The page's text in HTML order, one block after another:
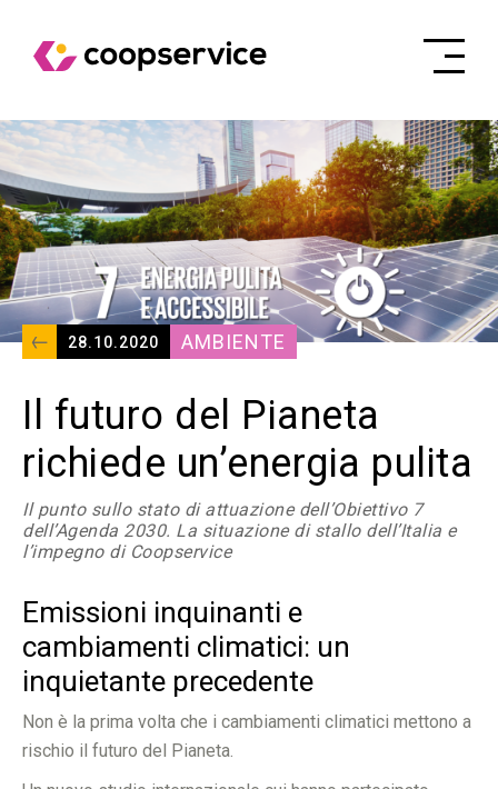
28.10.2020 AMBIENTE
Il futuro del Pianeta
richiede un’energia pulita
Il punto sullo stato di attuazione dell’Obiettivo 7
dell’Agenda 2030. La situazione di stallo dell’Italia e
l’impegno di Coopservice
Emissioni inquinanti e
cambiamenti climatici: un
inquietante precedente
Non è la prima volta che i cambiamenti climatici mettono a
rischio il futuro del Pianeta.